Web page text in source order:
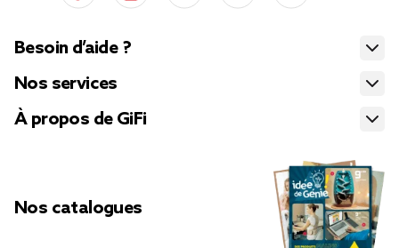
Besoin d’aide ?
Nos services
À propos de GiFi
Nos catalogues